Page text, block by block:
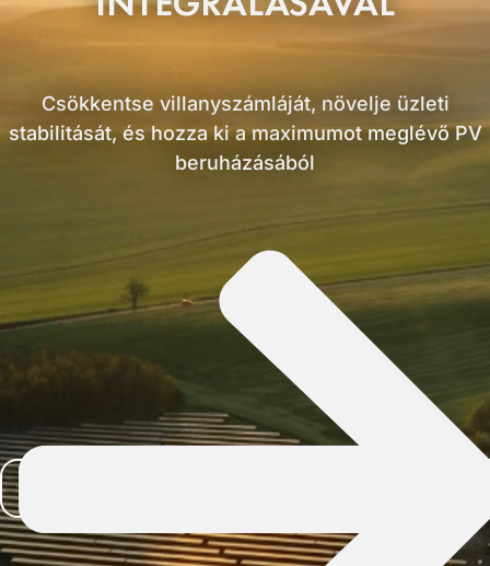
Csökkentse villanyszámláját, növelje üzleti
stabilitását, és hozza ki a maximumot meglévő PV
beruházásából